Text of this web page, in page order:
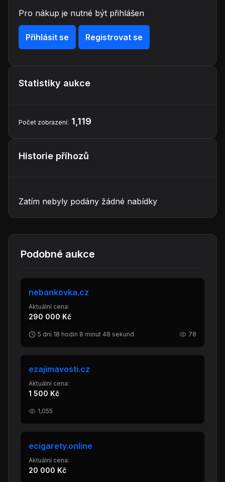
Pro nákup je nutné být přihlášen
Přihlásit se Registrovat se
Statistiky aukce
Počet zobrazení: 1,119
Historie příhozů
Zatím nebyly podány žádné nabídky
Podobné aukce
nebankovka.cz
Aktuální cena:
290 000 Kč
5 dní 18 hodin 8 minut 48 sekund 78
ezajimavosti.cz
Aktuální cena:
1 500 Kč
1,055
ecigarety.online
Aktuální cena:
20 000 Kč